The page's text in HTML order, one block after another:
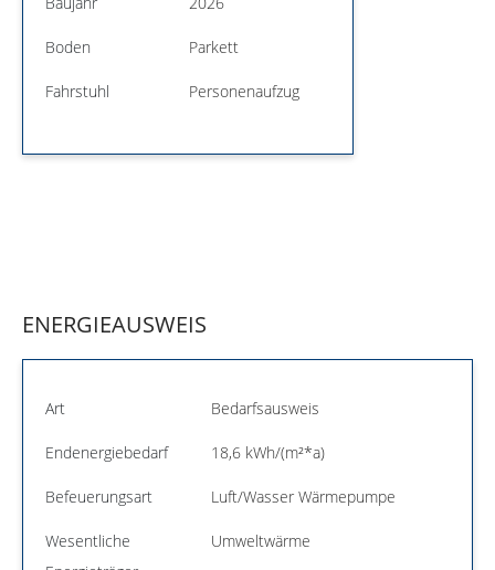
Boden Parkett
Fahrstuhl Personenaufzug
ENERGIEAUSWEIS
Art Bedarfsausweis
Endenergiebedarf 18,6 kWh/(m²*a)
Befeuerungsart Luft/Wasser Wärmepumpe
Wesentliche
Umweltwärme